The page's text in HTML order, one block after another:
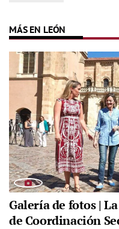
MÁS EN LEÓN
Galería de fotos |
de Coordinación